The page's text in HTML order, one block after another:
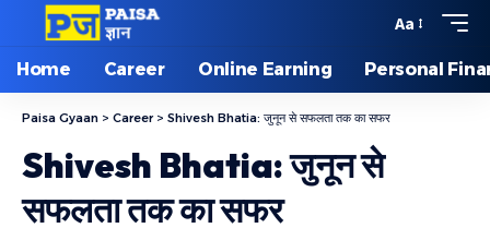
Aa
Home Career Online Earning Personal
Paisa Gyaan > Career> Shivesh Bhatia: जुनून से सफलता तक का सफर
Shivesh Bhatia: जुनून से
सफलता तक का सफर